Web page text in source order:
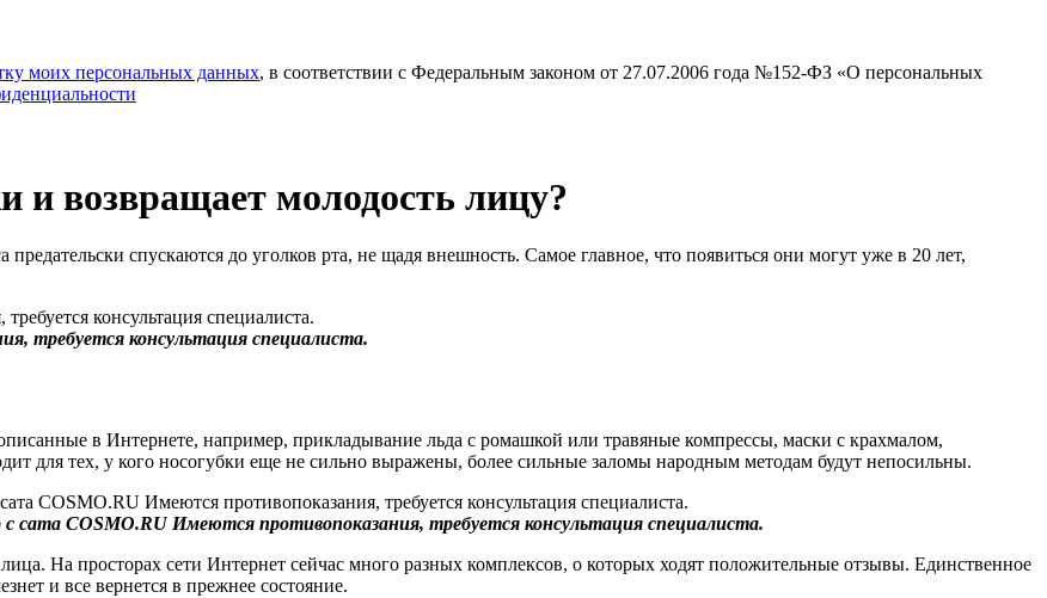
моих персональных данных, в соответствии с Федеральным законом от 27.07.2006 года №152-ФЗ «О персональных
и возвращает молодость лицу?
спускаются до уголков рта, не щадя внешность. Самое главное, что появиться они могут уже в 20 лет,
требуется консультация специалиста.
в Интернете, например, прикладывание льда с ромашкой или травяные компрессы, маски с крахмалом,
для тех, у кого носогубки еще не сильно выражены, более сильные заломы народным методам будут непосильны.
COSMO.RU Имеются противопоказания, требуется консультация специалиста.
На просторах сети Интернет сейчас много разных комплексов, о которых ходят положительные отзывы. Единственное
и все вернется в прежнее состояние.